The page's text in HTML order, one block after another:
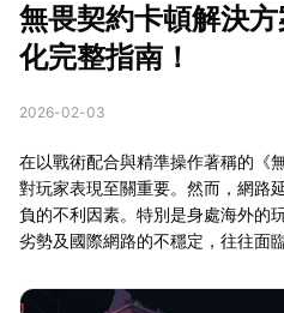
無畏契約卡頓解決
化完整指南！
2026-02-03
在以戰術配合與精準操作著稱的《
對玩家表現至關重要。然而，網路
負的不利因素。特別是身處海外的
劣勢及國際網路的不穩定，往往面